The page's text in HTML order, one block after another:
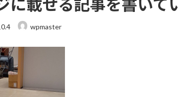
に載せる記事を書いて
wpmaster